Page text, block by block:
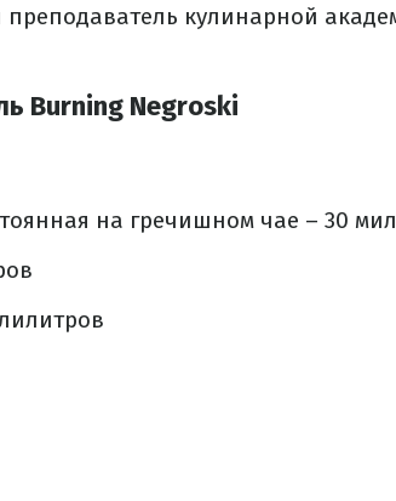
кулинарной
Burning Negroski
на гречишном чае – 30